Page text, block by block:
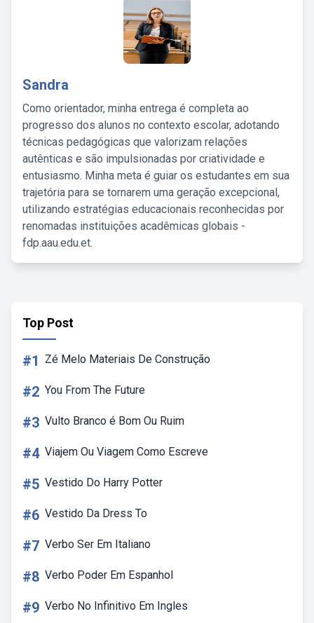
Sandra
Como orientador, minha entrega é completa ao
progresso dos alunos no contexto escolar, adotando
técnicas pedagógicas que valorizam relações
autênticas e são impulsionadas por criatividade e
entusiasmo. Minha meta é guiar os estudantes em sua
trajetória para se tornarem uma geração excepcional,
utilizando estratégias educacionais reconhecidas por
renomadas instituições acadêmicas globais -
fdp.aau.edu.et.
Top Post
#1 Zé Melo Materiais De Construção
#2 You From The Future
#3 Vulto Branco é Bom Ou Ruim
#4 Viajem Ou Viagem Como Escreve
#5 Vestido Do Harry Potter
#6 Vestido Da Dress To
#7 Verbo Ser Em Italiano
#8 Verbo Poder Em Espanhol
#9 Verbo No Infinitivo Em Ingles